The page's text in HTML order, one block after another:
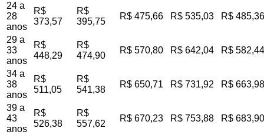
24 a
28
anos
R$
373,57
R$
395,75
R$ 475,66 R$ 535,03 R$ 485,36
29 a
33
anos
R$
448,29
R$
474,90
R$ 570,80 R$ 642,04 R$ 582,44
34 a
38
anos
R$
511,05
R$
541,38
R$ 650,71 R$ 731,92 R$ 663,98
39 a
43
anos
R$
526,38
R$
557,62
R$ 670,23 R$ 753,88 R$ 683,90